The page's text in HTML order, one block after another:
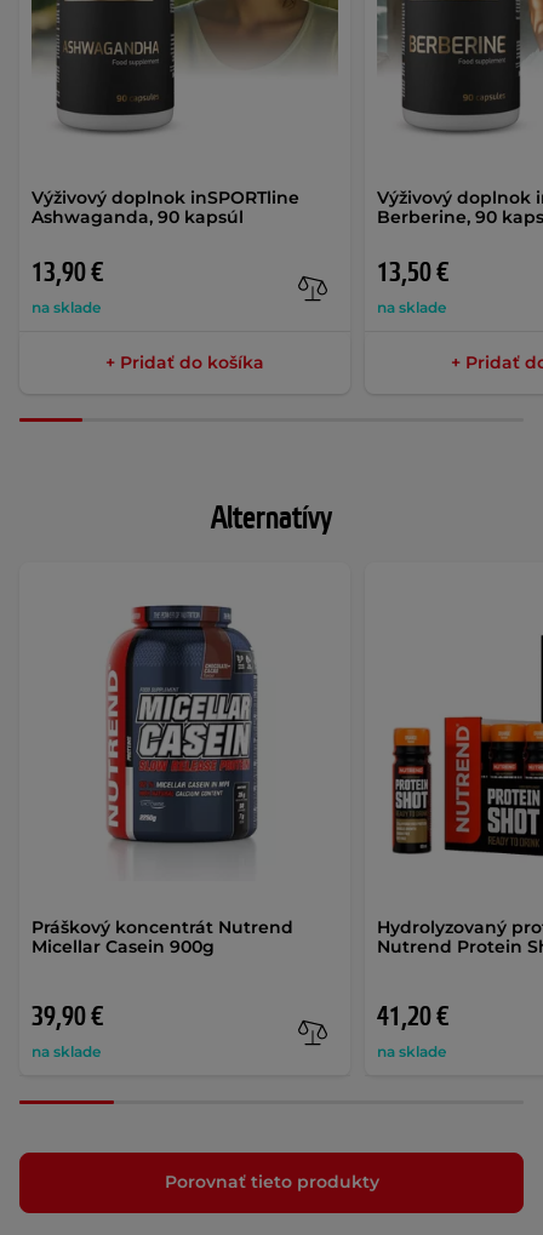
Výživový doplnok inSPORTline
Ashwaganda, 90 kapsúl
13,90 €
na sklade
+ Pridať do košíka
Výživový doplnok
Berberine, 90
13,50 €
na sklade
+ Pridať
Alternatívy
Práškový koncentrát Nutrend
Micellar Casein 900g
39,90 €
na sklade
Hydrolyzovaný
Nutrend Protein
41,20 €
na sklade
Porovnať tieto produkty